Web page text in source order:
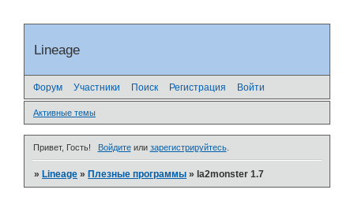
Lineage
Форум Участники Поиск Регистрация Войти
Активные темы
Привет, Гость! Войдитеили зарегистрируйтесь.
»Lineage »Плезные программы »la2monster 1.7